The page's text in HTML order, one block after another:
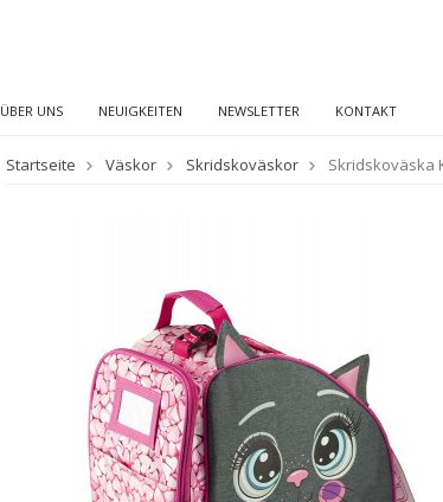
ÜBER UNS NEUIGKEITEN NEWSLETTER KONTAKT
Startseite Väskor Skridskoväskor Skridskoväska